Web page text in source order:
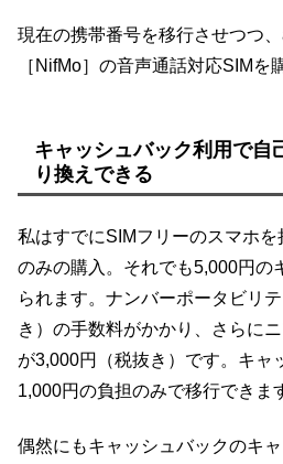
現在の携帯番号を移行させつつ、
［NifMo］の音声通話対応SIMを
キャッシュバック利用で自
り換えできる
私はすでにSIMフリーのスマホ
のみの購入。それでも5,000円の
られます。ナンバーポータビリ
き）の手数料がかかり、さらに
が3,000円（税抜き）です。キャ
1,000円の負担のみで移行できま
偶然にもキャッシュバックのキ